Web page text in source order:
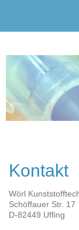
Kontakt
Wörl
Schöffauer Str. 17
D-82449 Uffing